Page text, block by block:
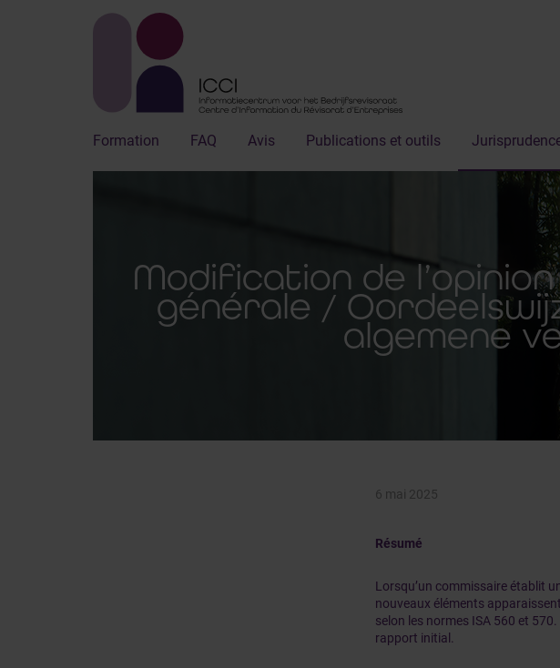
Formation FAQ Avis Publications et outils
Modification de
générale /
algemene
6 mai 2025
Résumé
Lorsqu’un commissaire établit
nouveaux éléments
selon les normes ISA 560 et
rapport initial.